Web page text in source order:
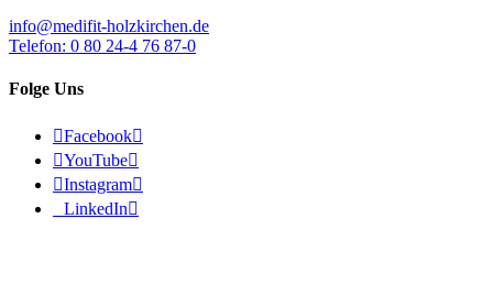
info@medifit-holzkirchen.de
Telefon: 0 80 24-4 76 87-0
Folge Uns
Facebook
YouTube
Instagram
LinkedIn